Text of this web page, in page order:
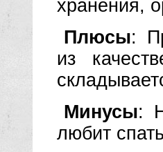
хранения,
Плюсы:
из
Минусы:
любит